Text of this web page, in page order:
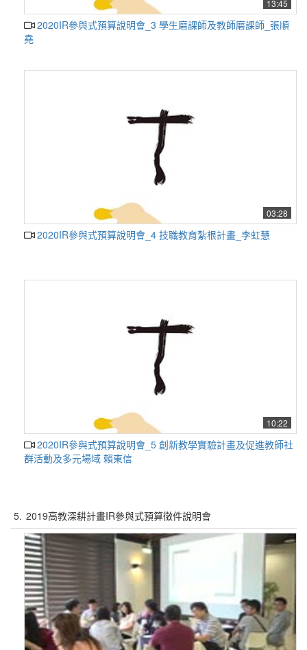
13:45
2020IR參與式預算說明會_3 學生磨課師及教師磨課師_張順
堯
03:28
2020IR參與式預算說明會_4 技職教育紮根計畫_李虹慧
10:22
2020IR參與式預算說明會_5 創新教學實驗計畫及促進教師社
群活動及多元場域 賴東信
5. 2019高教深耕計畫IR參與式預算徵件說明會